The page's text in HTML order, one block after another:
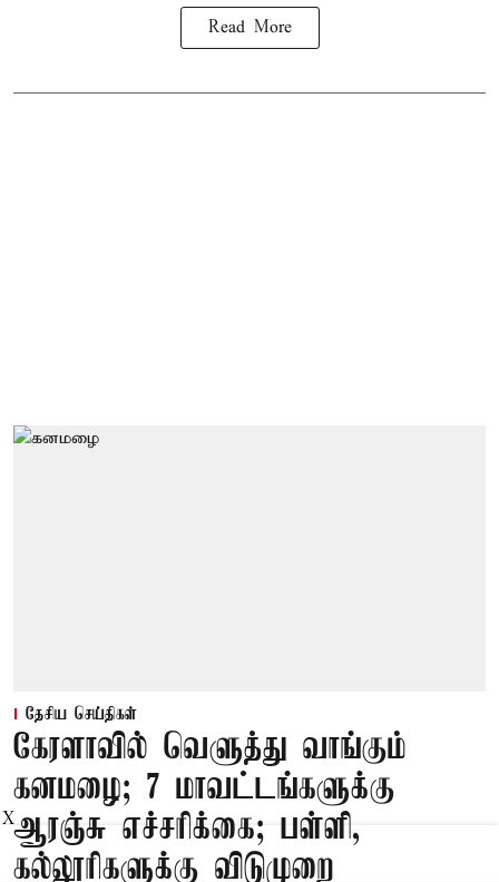
Read More
தேசிய செய்திகள்
கேரளாவில் வெளுத்து வாங்கும்
கனமழை; 7 மாவட்டங்களுக்கு
ஆரஞ்சு எச்சரிக்கை; பள்ளி,
கல்லூரிகளுக்கு விடுமுறை
X